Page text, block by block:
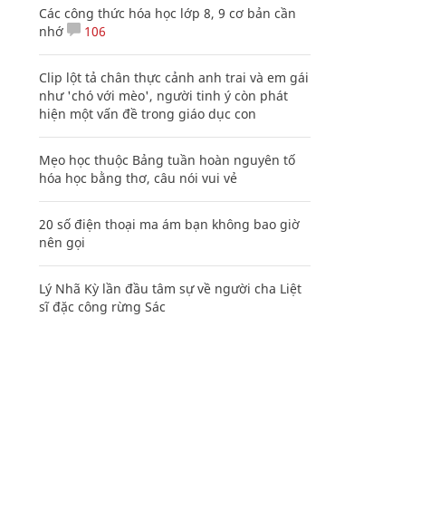
Các công thức hóa học lớp 8, 9 cơ bản cần
nhớ
106
Clip lột tả chân thực cảnh anh trai và em gái
như 'chó với mèo', người tinh ý còn phát
hiện một vấn đề trong giáo dục con
Mẹo học thuộc Bảng tuần hoàn nguyên tố
hóa học bằng thơ, câu nói vui vẻ
20 số điện thoại ma ám bạn không bao giờ
nên gọi
Lý Nhã Kỳ lần đầu tâm sự về người cha Liệt
sĩ đặc công rừng Sác